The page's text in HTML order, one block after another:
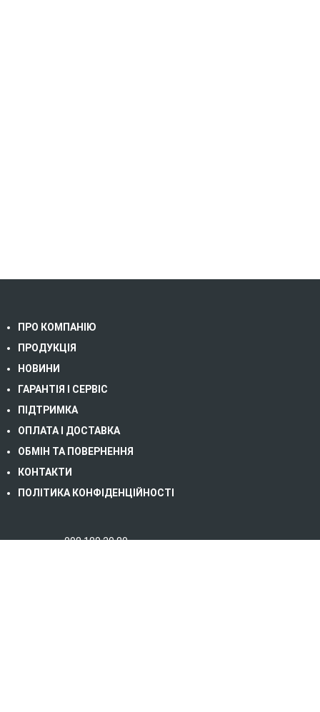
ПРО КОМПАНІЮ
ПРОДУКЦІЯ
НОВИНИ
ГАРАНТІЯ І СЕРВІС
ПІДТРИМКА
ОПЛАТА І ДОСТАВКА
ОБМІН ТА ПОВЕРНЕННЯ
КОНТАКТИ
ПОЛІТИКА КОНФІДЕНЦІЙНОСТІ
098 180 20 80